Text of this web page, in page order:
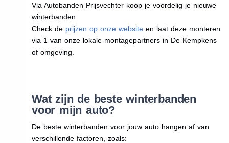
Via Autobanden Prijsvechter koop je voordelig je nieuwe
winterbanden.
Check de prijzen op onze websiteen laat deze monteren
via 1 van onze lokale montagepartners in De Kempkens
of omgeving.
Wat zijn de beste winterbanden
voor mijn auto?
De beste winterbanden voor jouw auto hangen af van
verschillende factoren, zoals: